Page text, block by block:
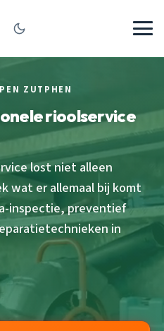
ZUTPHEN
rioolservice
lost niet alleen
wat er allemaal bij komt
inspectie, preventief
in